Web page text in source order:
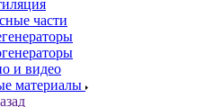
части
и видео
материалы